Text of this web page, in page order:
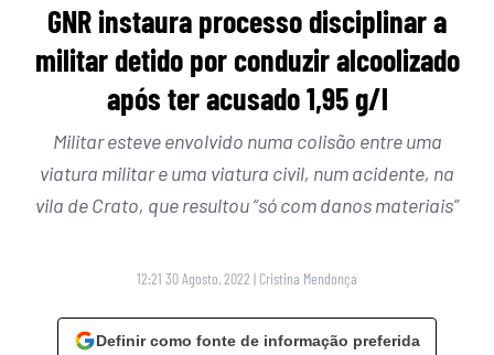
GNR instaura processo disciplinar a
militar detido por conduzir alcoolizado
após ter acusado 1,95 g/l
Militar esteve envolvido numa colisão entre uma
viatura militar e uma viatura civil, num acidente, na
vila de Crato, que resultou “só com danos materiais”
12:21 30 Agosto, 2022 | Cristina Mendonça
Definir como fonte de informação preferida